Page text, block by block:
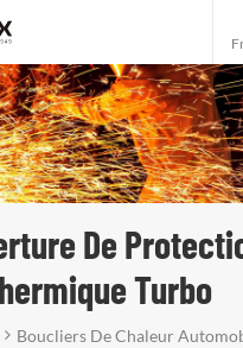
De
Turbo
Boucliers De Chaleur